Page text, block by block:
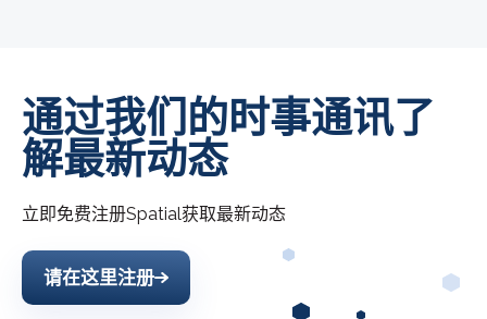
通过我们的时事通讯了
解最新动态
立即免费注册Spatial获取最新动态
请在这里注册